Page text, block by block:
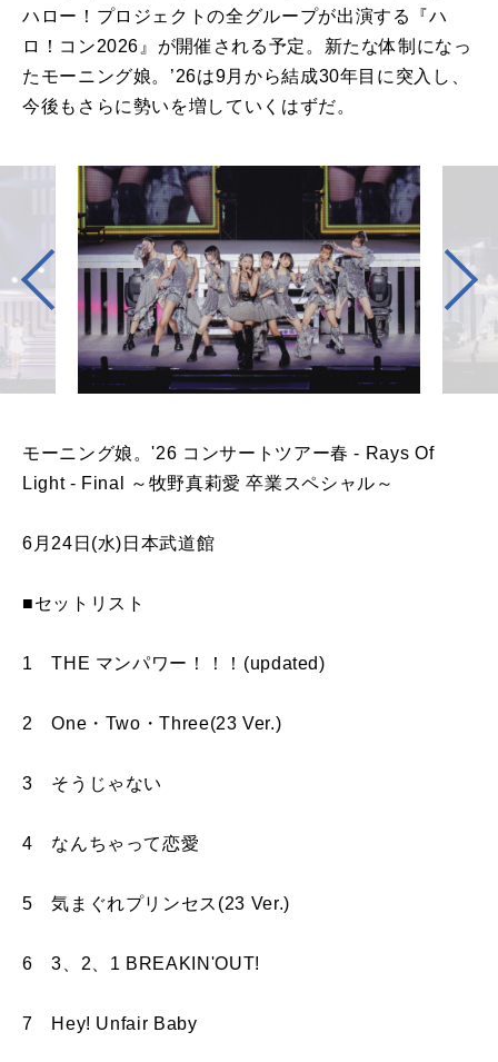
ハロー！プロジェクトの全グループが出演する『ハ
ロ！コン2026』が開催される予定。新たな体制になっ
たモーニング娘。’26は9月から結成30年目に突入し、
今後もさらに勢いを増していくはずだ。
モーニング娘。'26 コンサートツアー春 - Rays Of
Light - Final ～牧野真莉愛 卒業スペシャル～
6月24日(水)日本武道館
■セットリスト
1 THE マンパワー！！！(updated)
2 One・Two・Three(23 Ver.)
3 そうじゃない
4 なんちゃって恋愛
5 気まぐれプリンセス(23 Ver.)
6 3、2、1 BREAKIN'OUT!
7 Hey! Unfair Baby